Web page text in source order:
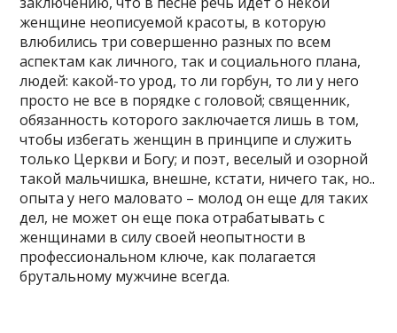
женщине неописуемой красоты, в которую
влюбились три совершенно разных по всем
аспектам как личного, так и социального плана,
людей: какой-то урод, то ли горбун, то ли у него
просто не все в порядке с головой; священник,
обязанность которого заключается лишь в том,
чтобы избегать женщин в принципе и служить
только Церкви и Богу; и поэт, веселый и озорной
такой мальчишка, внешне, кстати, ничего так, но..
опыта у него маловато – молод он еще для таких
дел, не может он еще пока отрабатывать с
женщинами в силу своей неопытности в
профессиональном ключе, как полагается
брутальному мужчине всегда.